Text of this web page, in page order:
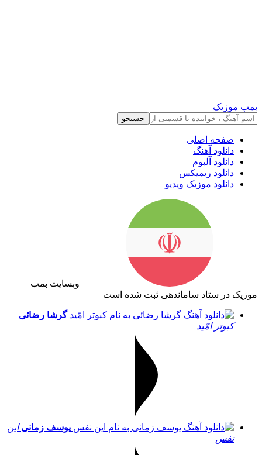
بمب موزیک
جستجو
صفحه اصلی
دانلود آهنگ
دانلود آلبوم
دانلود ریمیکس
دانلود موزیک ویدیو
وبسایت بمب
موزیک در ستاد ساماندهی ثبت شده است
گرشا رضائی
کبوتر امّید
یوسف زمانی این
نفس